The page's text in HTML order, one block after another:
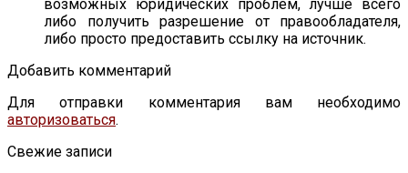
возможных юридических проблем, лучше всего
либо получить разрешение от правообладателя,
либо просто предоставить ссылку на источник.
Добавить комментарий
Для отправки комментария вам необходимо
авторизоваться.
Свежие записи